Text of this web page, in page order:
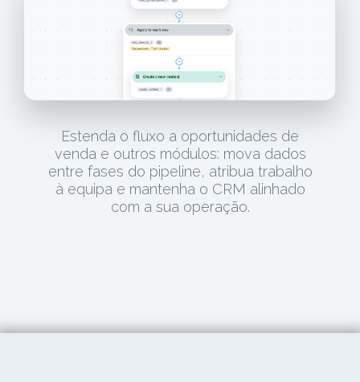
Estenda o fluxo a oportunidades de
venda e outros módulos: mova dados
entre fases do pipeline, atribua trabalho
à equipa e mantenha o CRM alinhado
com a sua operação.